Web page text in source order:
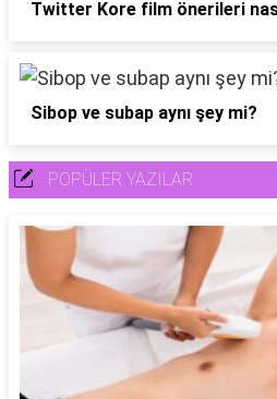
Twitter Kore film önerileri
Sibop ve subap aynı şey mi?
POPÜLER YAZILAR